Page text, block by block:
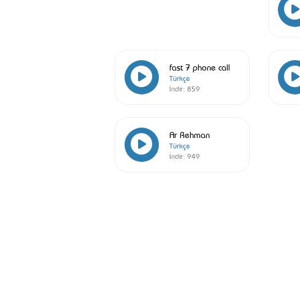
fast 7 phone call
Türkçe
İndir: 859
Ar Rehman
Türkçe
İndir: 949